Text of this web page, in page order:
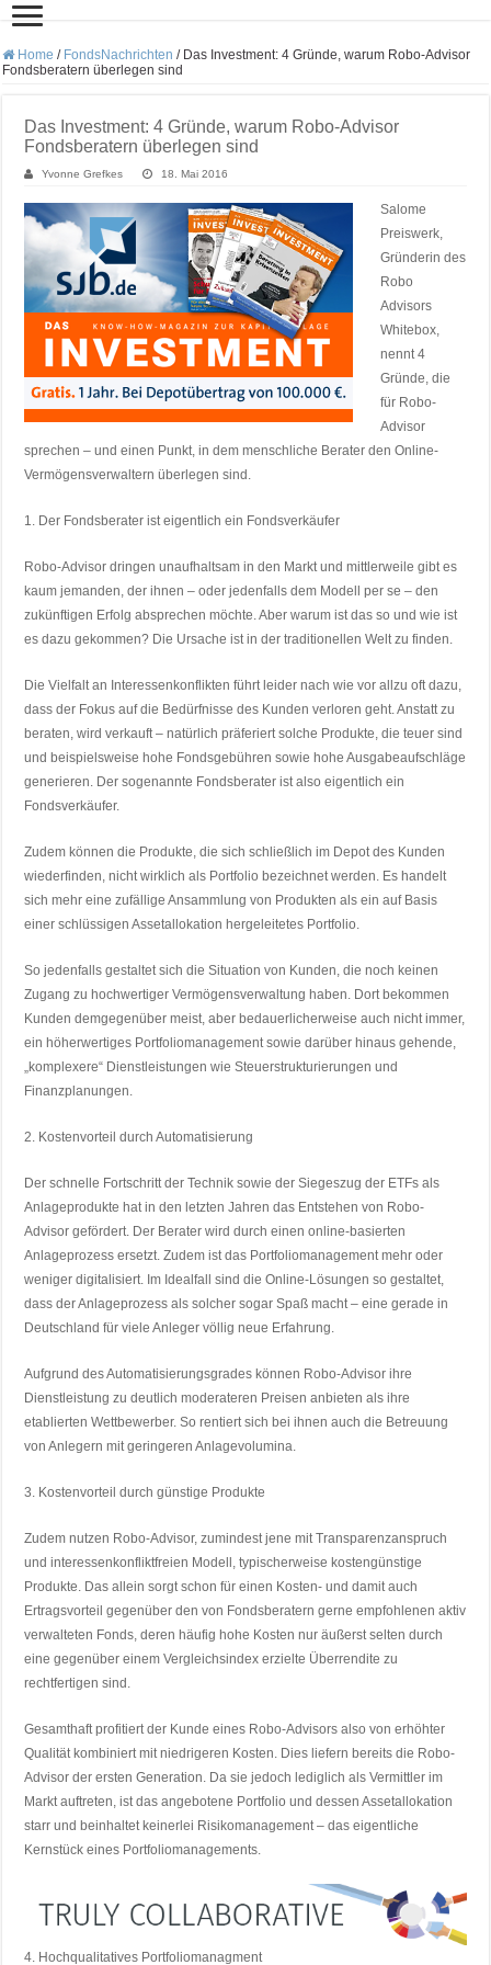
Home / FondsNachrichten / Das Investment: 4 Gründe, warum Robo-Advisor
Fondsberatern überlegen sind
Das Investment: 4 Gründe, warum Robo-Advisor
Fondsberatern überlegen sind
Yvonne Grefkes 18. Mai 2016
Salome
Preiswerk,
Gründerin des
Robo
Advisors
Whitebox,
nennt 4
Gründe, die
für Robo-
Advisor
sprechen – und einen Punkt, in dem menschliche Berater den Online-
Vermögensverwaltern überlegen sind.
1. Der Fondsberater ist eigentlich ein Fondsverkäufer
Robo-Advisor dringen unaufhaltsam in den Markt und mittlerweile gibt es
kaum jemanden, der ihnen – oder jedenfalls dem Modell per se – den
zukünftigen Erfolg absprechen möchte. Aber warum ist das so und wie ist
es dazu gekommen? Die Ursache ist in der traditionellen Welt zu finden.
Die Vielfalt an Interessenkonflikten führt leider nach wie vor allzu oft dazu,
dass der Fokus auf die Bedürfnisse des Kunden verloren geht. Anstatt zu
beraten, wird verkauft – natürlich präferiert solche Produkte, die teuer sind
und beispielsweise hohe Fondsgebühren sowie hohe Ausgabeaufschläge
generieren. Der sogenannte Fondsberater ist also eigentlich ein
Fondsverkäufer.
Zudem können die Produkte, die sich schließlich im Depot des Kunden
wiederfinden, nicht wirklich als Portfolio bezeichnet werden. Es handelt
sich mehr eine zufällige Ansammlung von Produkten als ein auf Basis
einer schlüssigen Assetallokation hergeleitetes Portfolio.
So jedenfalls gestaltet sich die Situation von Kunden, die noch keinen
Zugang zu hochwertiger Vermögensverwaltung haben. Dort bekommen
Kunden demgegenüber meist, aber bedauerlicherweise auch nicht immer,
ein höherwertiges Portfoliomanagement sowie darüber hinaus gehende,
„komplexere“ Dienstleistungen wie Steuerstrukturierungen und
Finanzplanungen.
2. Kostenvorteil durch Automatisierung
Der schnelle Fortschritt der Technik sowie der Siegeszug der ETFs als
Anlageprodukte hat in den letzten Jahren das Entstehen von Robo-
Advisor gefördert. Der Berater wird durch einen online-basierten
Anlageprozess ersetzt. Zudem ist das Portfoliomanagement mehr oder
weniger digitalisiert. Im Idealfall sind die Online-Lösungen so gestaltet,
dass der Anlageprozess als solcher sogar Spaß macht – eine gerade in
Deutschland für viele Anleger völlig neue Erfahrung.
Aufgrund des Automatisierungsgrades können Robo-Advisor ihre
Dienstleistung zu deutlich moderateren Preisen anbieten als ihre
etablierten Wettbewerber. So rentiert sich bei ihnen auch die Betreuung
von Anlegern mit geringeren Anlagevolumina.
3. Kostenvorteil durch günstige Produkte
Zudem nutzen Robo-Advisor, zumindest jene mit Transparenzanspruch
und interessenkonfliktfreien Modell, typischerweise kostengünstige
Produkte. Das allein sorgt schon für einen Kosten- und damit auch
Ertragsvorteil gegenüber den von Fondsberatern gerne empfohlenen aktiv
verwalteten Fonds, deren häufig hohe Kosten nur äußerst selten durch
eine gegenüber einem Vergleichsindex erzielte Überrendite zu
rechtfertigen sind.
Gesamthaft profitiert der Kunde eines Robo-Advisors also von erhöhter
Qualität kombiniert mit niedrigeren Kosten. Dies liefern bereits die Robo-
Advisor der ersten Generation. Da sie jedoch lediglich als Vermittler im
Markt auftreten, ist das angebotene Portfolio und dessen Assetallokation
starr und beinhaltet keinerlei Risikomanagement – das eigentliche
Kernstück eines Portfoliomanagements.
4. Hochqualitatives Portfoliomanagment